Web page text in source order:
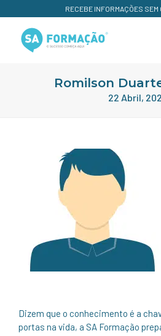
RECEBE INFORMAÇÕES SEM
Romilson
22 Abril,
Dizem que o conhecimento é a
portas na vida, a SA Formação